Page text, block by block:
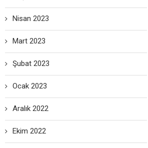
Nisan 2023
Mart 2023
Şubat 2023
Ocak 2023
Aralık 2022
Ekim 2022